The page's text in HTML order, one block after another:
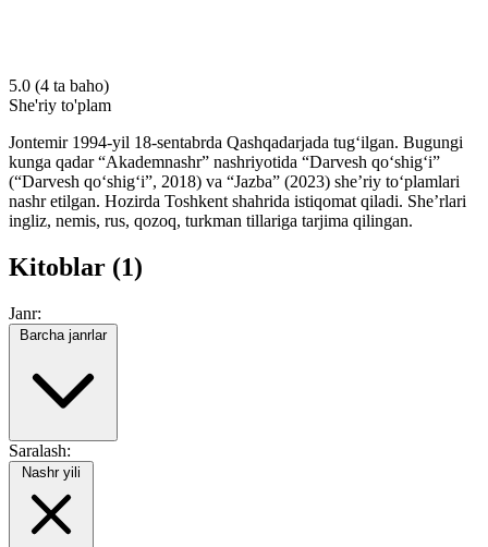
5.0 (4 ta baho)
She'riy to'plam
Jontemir 1994-yil 18-sentabrda Qashqadarjada tug‘ilgan. Bugungi
kunga qadar “Akademnashr” nashriyotida “Darvesh qoʻshigʻi”
(“Darvesh qoʻshigʻi”, 2018) va “Jazba” (2023) sheʼriy toʻplamlari
nashr etilgan. Hozirda Toshkent shahrida istiqomat qiladi. Sheʼrlari
ingliz, nemis, rus, qozoq, turkman tillariga tarjima qilingan.
Kitoblar (1)
Janr:
Barcha janrlar
Saralash:
Nashr yili